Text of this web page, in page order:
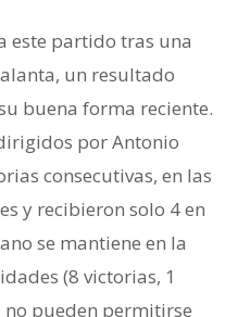
este partido tras una
un resultado
buena forma reciente.
por Antonio
consecutivas, en las
y recibieron solo 4 en
se mantiene en la
(8 victorias, 1
pueden permitirse